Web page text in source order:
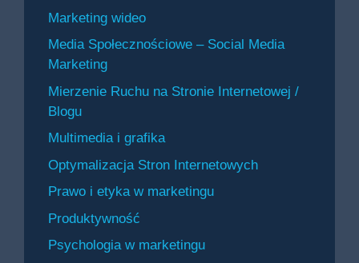
Marketing wideo
Media Społecznościowe – Social Media
Marketing
Mierzenie Ruchu na Stronie Internetowej /
Blogu
Multimedia i grafika
Optymalizacja Stron Internetowych
Prawo i etyka w marketingu
Produktywność
Psychologia w marketingu